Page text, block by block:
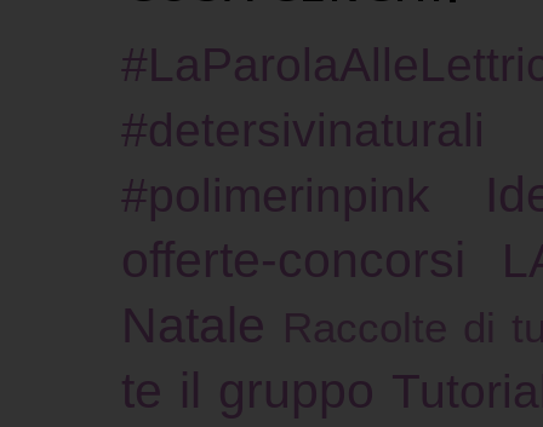
#detersivinaturali
#polimerinpink
offerte-concorsi
Natale Raccolte di
te il gruppo